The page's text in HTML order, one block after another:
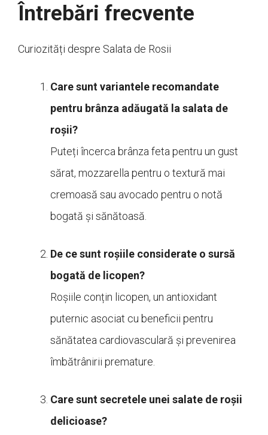
Întrebări frecvente
Curiozități despre Salata de Rosii
Care sunt variantele recomandate
pentru brânza adăugată la salata de
roșii?
Puteți încerca brânza feta pentru un gust
sărat, mozzarella pentru o textură mai
cremoasă sau avocado pentru o notă
bogată și sănătoasă.
De ce sunt roșiile considerate o sursă
bogată de licopen?
Roșiile conțin licopen, un antioxidant
puternic asociat cu beneficii pentru
sănătatea cardiovasculară și prevenirea
îmbătrânirii premature.
Care sunt secretele unei salate de roșii
delicioase?